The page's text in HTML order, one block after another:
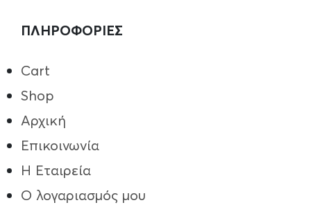
ΠΛΗΡΟΦΟΡΙΕΣ
Cart
Shop
Αρχική
Επικοινωνία
Η Εταιρεία
Ο λογαριασμός μου